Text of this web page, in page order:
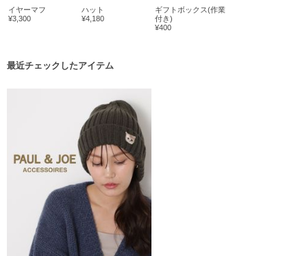
イヤーマフ
¥3,300
ハット
¥4,180
ギフトボックス(作業
付き)
¥400
最近チェックしたアイテム